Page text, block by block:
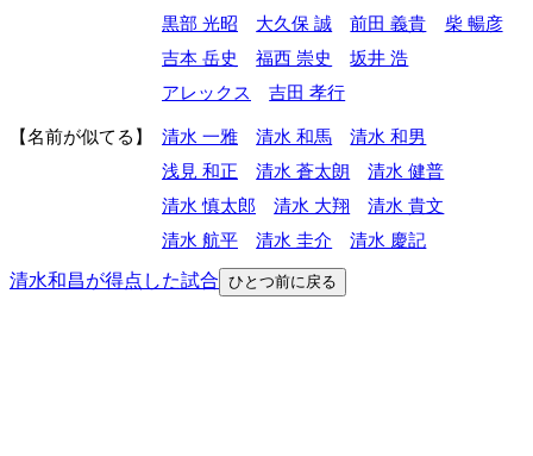
黒部 光昭
大久保 誠 前田 義貴
柴 暢彦
吉本 岳史
福西 崇史
坂井 浩
アレックス
吉田 孝行
名前が似てる 清水 一雅 清水 和馬
清水 和男
浅見 和正
清水 蒼太朗
清水 健普
清水 慎太郎
清水 大翔
清水 貴文
清水 航平
清水 圭介
清水 慶記
清水和昌が得点した試合 ひとつ前に戻る